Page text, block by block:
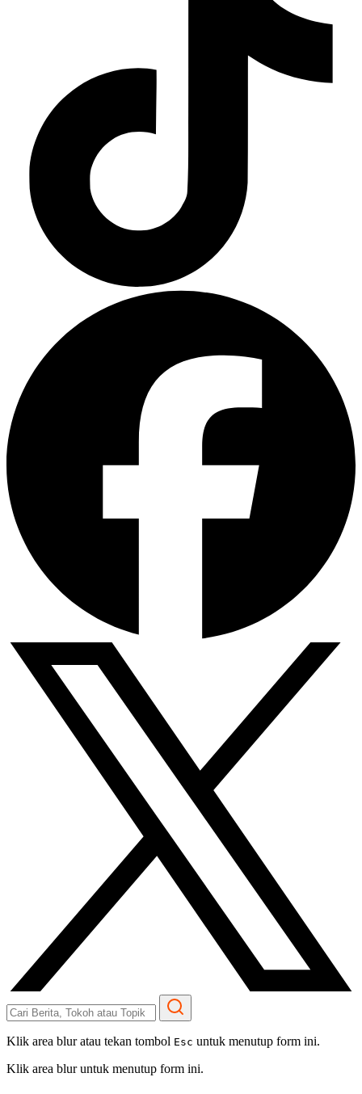
Klik area blur atau tekan tombol Esc untuk menutup form ini.
Klik area blur untuk menutup form ini.